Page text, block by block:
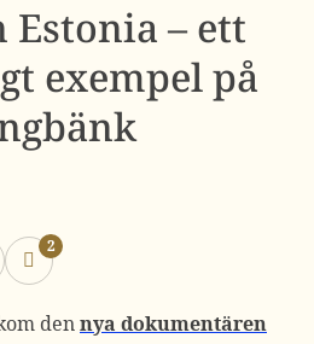
Estonia – ett
exempel på
2
dennya dokumentären